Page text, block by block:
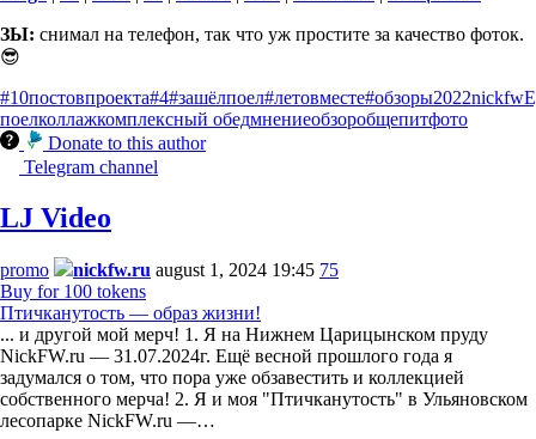
ЗЫ: снимал на телефон, так что уж простите за качество фоток.
😎
#10постовпроекта#4#зашёлпоел#летовместе#обзоры2022nickfw
поелколлажкомплексный обедмнениеобзоробщепитфото
Donate to this author
Telegram channel
LJ Video
promo nickfw.ru august 1, 2024 19:45 75
Buy for 100 tokens
Птичканутость — образ жизни!
... и другой мой мерч! 1. Я на Нижнем Царицынском пруду
NickFW.ru — 31.07.2024г. Ещё весной прошлого года я
задумался о том, что пора уже обзавестить и коллекцией
собственного мерча! 2. Я и моя "Птичканутость" в Ульяновском
лесопарке NickFW.ru —…